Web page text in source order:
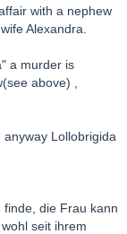
with a nephew
Alexandra.
a murder is
above) ,
Lollobrigida
finde, die Frau kann
seit ihrem